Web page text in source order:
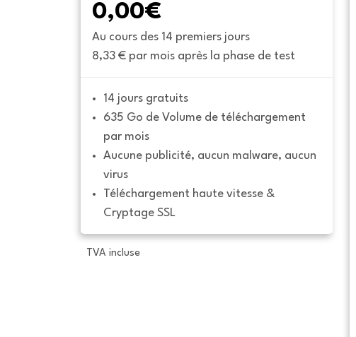
0,00€
Au cours des 14 premiers jours
8,33 € par mois après la phase de test
14 jours gratuits
635 Go de Volume de téléchargement
par mois
Aucune publicité, aucun malware, aucun
virus
Téléchargement haute vitesse &
Cryptage SSL
TVA incluse